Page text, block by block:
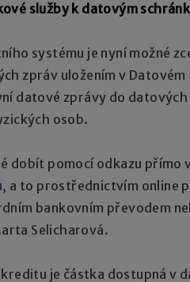
služby k datovým
systému je nyní možné
zpráv uložením v
datové zprávy do
osob.
dobít pomocí odkazu přímo
, a to prostřednictvím online
bankovním převodem
Selicharová.
je částka dostupná v